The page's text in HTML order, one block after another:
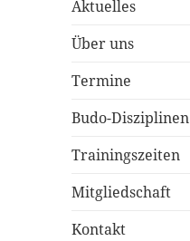
Aktuelles
Über uns
Termine
Budo-Disziplinen
Trainingszeiten
Mitgliedschaft
Kontakt